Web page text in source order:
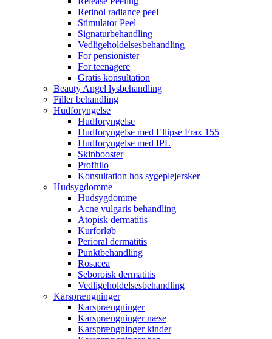
Retinol radiance peel
Stimulator Peel
Signaturbehandling
Vedligeholdelsesbehandling
For pensionister
For teenagere
Gratis konsultation
Beauty Angel lysbehandling
Filler behandling
Hudforyngelse
Hudforyngelse
Hudforyngelse med Ellipse Frax 155
Hudforyngelse med IPL
Skinbooster
Profhilo
Konsultation hos sygeplejersker
Hudsygdomme
Hudsygdomme
Acne vulgaris behandling
Atopisk dermatitis
Kurforløb
Perioral dermatitis
Punktbehandling
Rosacea
Seboroisk dermatitis
Vedligeholdelsesbehandling
Karsprængninger
Karsprængninger
Karsprængninger næse
Karsprængninger kinder